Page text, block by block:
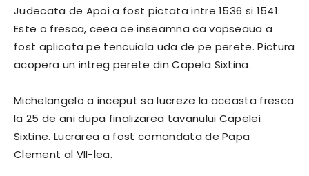
Judecata de Apoi a fost pictata intre 1536 si 1541.
Este o fresca, ceea ce inseamna ca vopseaua a
fost aplicata pe tencuiala uda de pe perete. Pictura
acopera un intreg perete din Capela Sixtina.
Michelangelo a inceput sa lucreze la aceasta fresca
la 25 de ani dupa finalizarea tavanului Capelei
Sixtine. Lucrarea a fost comandata de Papa
Clement al VII-lea.